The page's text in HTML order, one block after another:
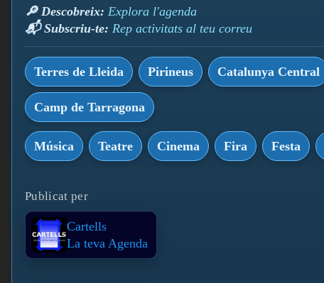
🔎 Descobreix: Explora l'agenda
📬 Subscriu-te: Rep activitats al teu correu
Terres de Lleida Pirineus Catalunya Central
Camp de Tarragona
Música Teatre Cinema Fira Festa
Publicat per
Cartells
La teva Agenda